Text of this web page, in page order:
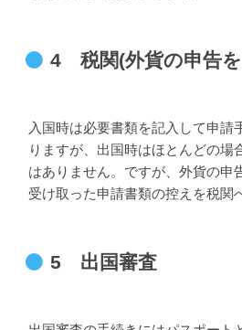
4 税関(外貨の申告
入国時は必要書類を記入して申請
りますが、出国時はほとんどの場
はありません。ですが、外貨の申
受け取った申請書類の控えを税関
5 出国審査